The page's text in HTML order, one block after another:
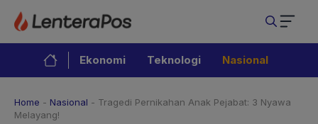
Langsung
isi
Ekonomi Teknologi Nasional
Home - Nasional - Tragedi Pernikahan Anak Pejabat: 3 Nyawa
Melayang!